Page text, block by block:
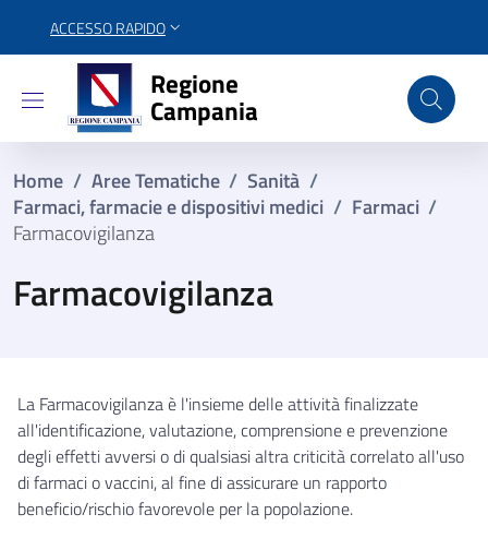
ACCESSO RAPIDO
Regione Campania
Regione
Campania
Home / Aree Tematiche / Sanità /
Farmaci, farmacie e dispositivi medici / Farmaci /
Farmacovigilanza
Farmacovigilanza
La Farmacovigilanza è l'insieme delle attività finalizzate
all'identificazione, valutazione, comprensione e prevenzione
degli effetti avversi o di qualsiasi altra criticità correlato all'uso
di farmaci o vaccini, al fine di assicurare un rapporto
beneficio/rischio favorevole per la popolazione.